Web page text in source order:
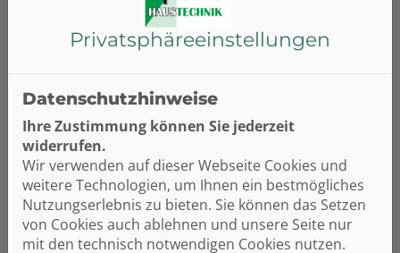
Privatsphäre­einstellungen
Datenschutzhinweise
Ihre Zustimmung können Sie jederzeit
widerrufen.
Wir verwenden auf dieser Webseite Cookies und
weitere Technologien, um Ihnen ein bestmögliches
Nutzungserlebnis zu bieten. Sie können das Setzen
von Cookies auch ablehnen und unsere Seite nur
mit den technisch notwendigen Cookies nutzen.